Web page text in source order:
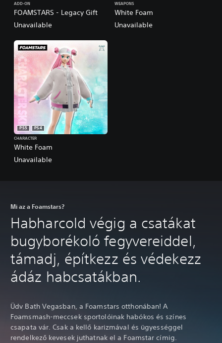
FOAMSTARS - Legacy Gift
ADD-ON
Unavailable
White Foam
WEAPONS
Unavailable
White Foam
PS5
PS4
CHARACTER
Unavailable
Mi az a Foamstars?
Habharcold végig a csatákat
bugyborékoló fegyvereiddel,
támadj, építkezz és védekezz
ádáz habcsatákban.
Üdv Bath Vegasban, a Foamstars otthonában! A
Foamsmash-meccsek sportolóinak habókos és színes
csapata vár. Csak a kellő karizmával és ügyességgel
rendelkező kevesek juthatnak el a Foamstar címig.